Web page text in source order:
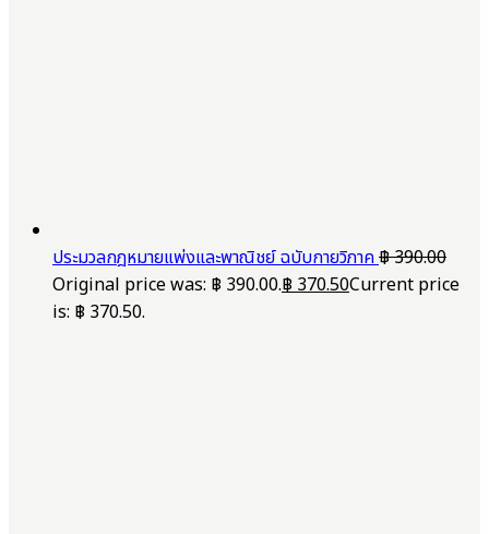
ประมวลกฎหมายแพ่งและพาณิชย์ ฉบับกายวิภาค฿390.00
Original price was: ฿ 390.00.฿370.50Current price
is: ฿ 370.50.